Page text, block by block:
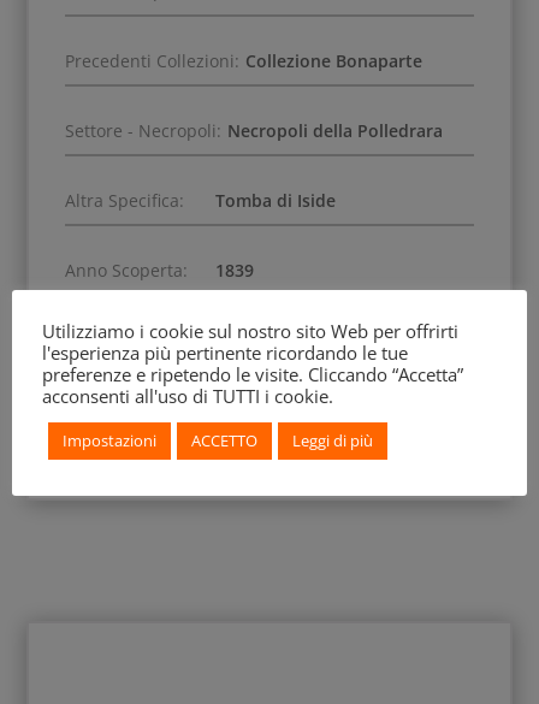
Precedenti Collezioni: Collezione Bonaparte
Settore - Necropoli: Necropoli della Polledrara
Altra Specifica: Tomba di Iside
Anno Scoperta: 1839
Utilizziamo i cookie sul nostro sito Web per offrirti
l'esperienza più pertinente ricordando le tue
preferenze e ripetendo le visite. Cliccando “Accetta”
acconsenti all'uso di TUTTI i cookie.
Impostazioni ACCETTO Leggi di più